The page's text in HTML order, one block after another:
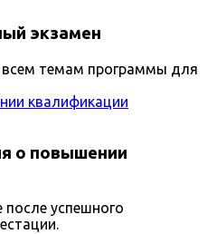
экзамен
всем темам программы для
о повышении
успешного